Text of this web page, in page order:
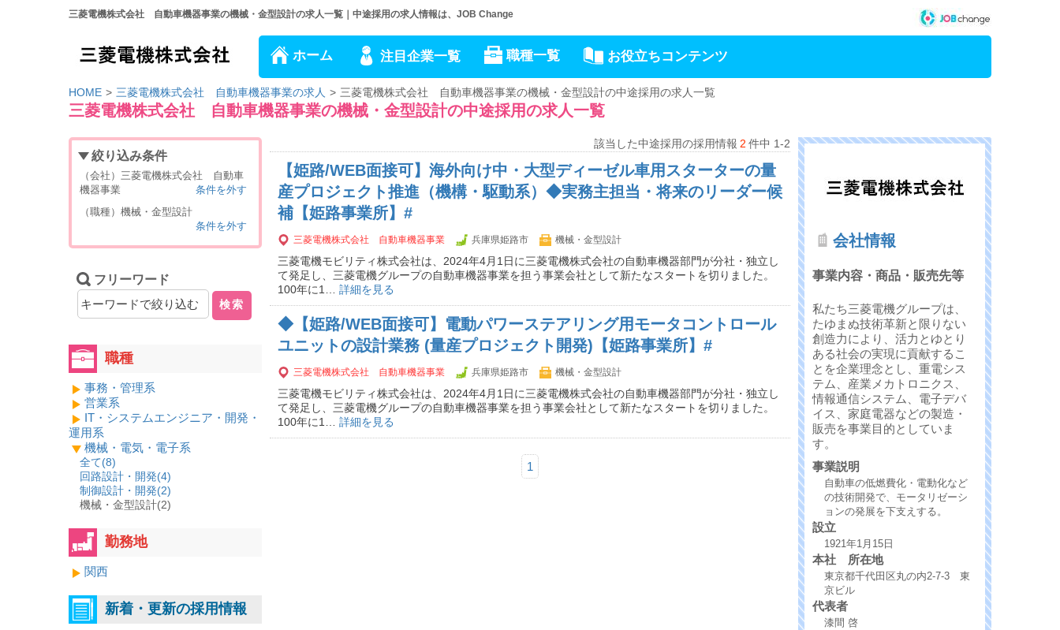
三菱電機株式会社 自動車機器事業の機械・金型設計の求人一覧｜中途採用の求人情報は、JOB Change
ホーム 注目企業一覧 職種一覧 お役立ちコンテンツ
HOME 三菱電機株式会社 自動車機器事業の求人 三菱電機株式会社 自動車機器事業の機械・金型設計の中途採用の求人一覧
三菱電機株式会社 自動車機器事業の機械・金型設計の中途採用の求人一覧
該当した中途採用の採用情報 2 件中 1-2
【姫路/WEB面接可】海外向け中・大型ディーゼル車用スターターの量
産プロジェクト推進（機構・駆動系）◆実務主担当・将来のリーダー候
補【姫路事業所】#
三菱電機株式会社 自動車機器事業 兵庫県姫路市 機械・金型設計
三菱電機モビリティ株式会社は、2024年4月1日に三菱電機株式会社の自動車機器部門が分社・独立し
て発足し、三菱電機グループの自動車機器事業を担う事業会社として新たなスタートを切りました。
100年に1… 詳細を見る
◆【姫路/WEB面接可】電動パワーステアリング用モータコントロール
ユニットの設計業務 (量産プロジェクト開発)【姫路事業所】#
三菱電機株式会社 自動車機器事業 兵庫県姫路市 機械・金型設計
三菱電機モビリティ株式会社は、2024年4月1日に三菱電機株式会社の自動車機器部門が分社・独立し
て発足し、三菱電機グループの自動車機器事業を担う事業会社として新たなスタートを切りました。
100年に1… 詳細を見る
1
絞り込み条件
（会社）三菱電機株式会社 自動車
機器事業
条件を外す
（職種）機械・金型設計
条件を外す
フリーワード
検索
職種
事務・管理系
営業系
IT・システムエンジニア・開発・
運用系
機械・電気・電子系
全て(8)
回路設計・開発(4)
制御設計・開発(2)
機械・金型設計(2)
勤務地
関西
新着・更新の採用情報
会社情報
事業内容・商品・販売先等
私たち三菱電機グループは、
たゆまぬ技術革新と限りない
創造力により、活力とゆとり
ある社会の実現に貢献するこ
とを企業理念とし、重電シス
テム、産業メカトロニクス、
情報通信システム、電子デバ
イス、家庭電器などの製造・
販売を事業目的としていま
す。
事業説明
自動車の低燃費化・電動化など
の技術開発で、モータリゼーシ
ョンの発展を下支えする。
設立
1921年1月15日
本社 所在地
東京都千代田区丸の内2-7-3 東
京ビル
代表者
漆間 啓